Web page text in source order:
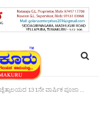
131ನೇ ವಾರ್ಷಿಕ ಪೂಜಾ ಮಹೋತ್ಸವ